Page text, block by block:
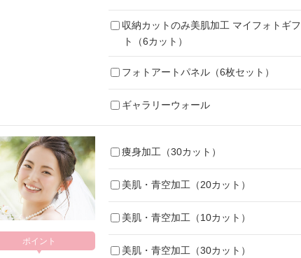
収納カットのみ美肌加工 マイフォトギフ
ト（6カット）
フォトアートパネル（6枚セット）
ギャラリーウォール
痩身加工（30カット）
美肌・青空加工（20カット）
美肌・青空加工（10カット）
美肌・青空加工（30カット）